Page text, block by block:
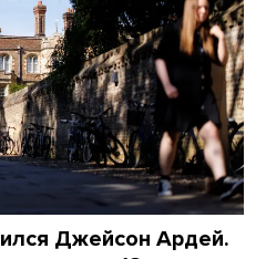
Джейсон Ардей.